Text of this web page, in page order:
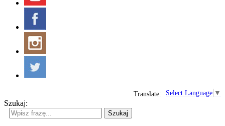
Select Language ▼
Translate:
Szukaj:
Szukaj